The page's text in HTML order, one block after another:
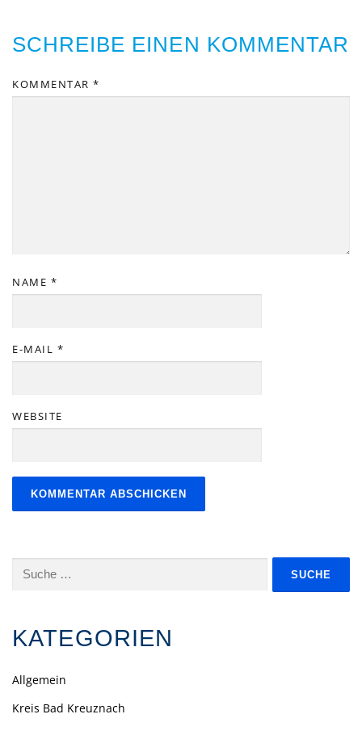
SCHREIBE EINEN KOMMENTAR
KOMMENTAR *
NAME *
E-MAIL *
WEBSITE
Suche
KATEGORIEN
Allgemein
Kreis Bad Kreuznach